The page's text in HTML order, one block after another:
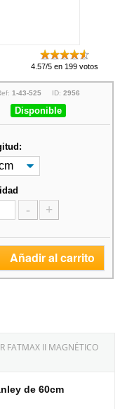
4.57/5 en 199 votos
1-43-525 ID: 2956
Disponible
- +
Añadir al carrito
FATMAX II MAGNÉTICO
de 60cm